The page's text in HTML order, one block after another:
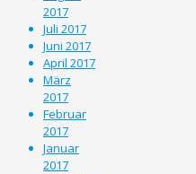
2017
Juli 2017
Juni 2017
April 2017
März
2017
Februar
2017
Januar
2017